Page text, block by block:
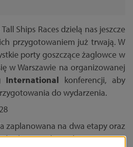
Ships Races dzielą nas jeszcze
przygotowaniem już trwają. W
porty goszczące żaglowce w
w Warszawie na organizowanej
International konferencji, aby
do wydarzenia.
zaplanowana na dwa etapy oraz
przebiegać następująco: